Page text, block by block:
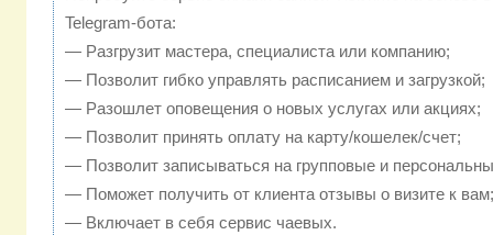
Telegram-бота:
— Разгрузит мастера, специалиста или компанию;
— Позволит гибко управлять расписанием и загрузкой;
— Разошлет оповещения о новых услугах или акциях;
— Позволит принять оплату на карту/кошелек/счет;
— Позволит записываться на групповые и
— Поможет получить от клиента отзывы о визите к вам;
— Включает в себя сервис чаевых.